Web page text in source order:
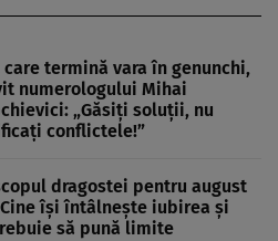
termină vara în genunchi,
numerologului Mihai
„Găsiți soluții, nu
conflictele!”
dragostei pentru august
Cine își întâlnește iubirea și
să pună limite